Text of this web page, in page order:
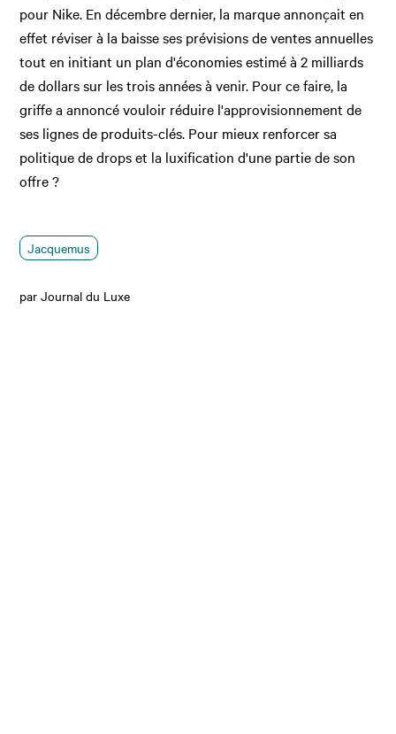
pour Nike. En décembre dernier, la marque annonçait en
effet réviser à la baisse ses prévisions de ventes annuelles
tout en initiant un plan d'économies estimé à 2 milliards
de dollars sur les trois années à venir. Pour ce faire, la
griffe a annoncé vouloir réduire l'approvisionnement de
ses lignes de produits-clés. Pour mieux renforcer sa
politique de drops et la luxification d'une partie de son
offre ?
Jacquemus
par Journal du Luxe